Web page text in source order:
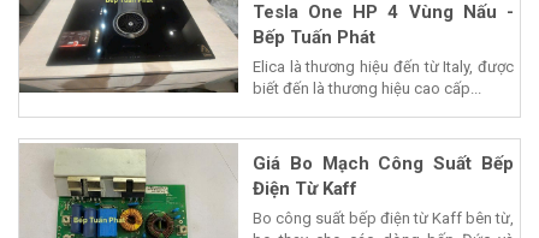
Tesla One HP 4 Vùng Nấu -
Bếp Tuấn Phát
Elica là thương hiệu đến từ Italy, được
biết đến là thương hiệu cao cấp...
Giá Bo Mạch Công Suất Bếp
Điện Từ Kaff
Bo công suất bếp điện từ Kaff bên từ,